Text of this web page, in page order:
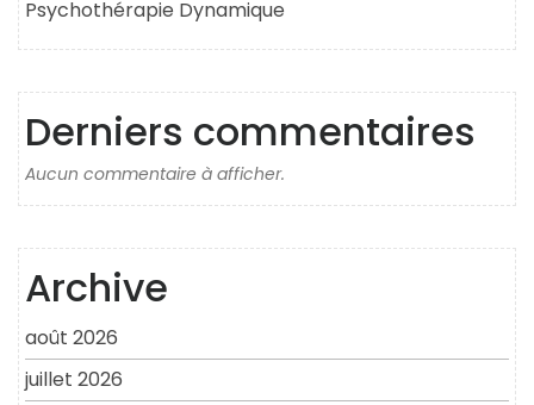
Psychothérapie Dynamique
Derniers commentaires
Aucun commentaire à afficher.
Archive
août 2026
juillet 2026